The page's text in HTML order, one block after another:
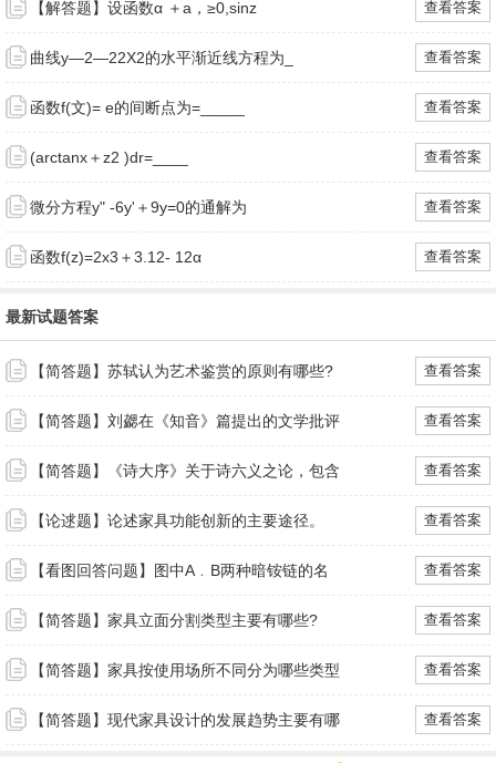
【解答题】设函数α ＋a，≥0,sinz 查看答案
曲线y—2—22X2的水平渐近线方程为_ 查看答案
函数f(文)= e的间断点为=_____ 查看答案
(arctanx＋z2 )dr=____ 查看答案
微分方程y" -6y'＋9y=0的通解为 查看答案
函数f(z)=2x3＋3.12- 12α 查看答案
最新试题答案
【简答题】苏轼认为艺术鉴赏的原则有哪些? 查看答案
【简答题】刘勰在《知音》篇提出的文学批评 查看答案
【简答题】《诗大序》关于诗六义之论，包含 查看答案
【论逑题】论述家具功能创新的主要途径。 查看答案
【看图回答问题】图中A﹒B两种暗铵链的名 查看答案
【简答题】家具立面分割类型主要有哪些? 查看答案
【简答题】家具按使用场所不同分为哪些类型 查看答案
【简答题】现代家具设计的发展趋势主要有哪 查看答案